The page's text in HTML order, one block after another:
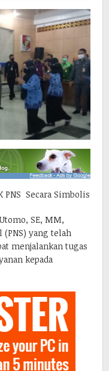
PNS Secara Simbolis
SE, MM,
yang telah
menjalankan tugas
kepada